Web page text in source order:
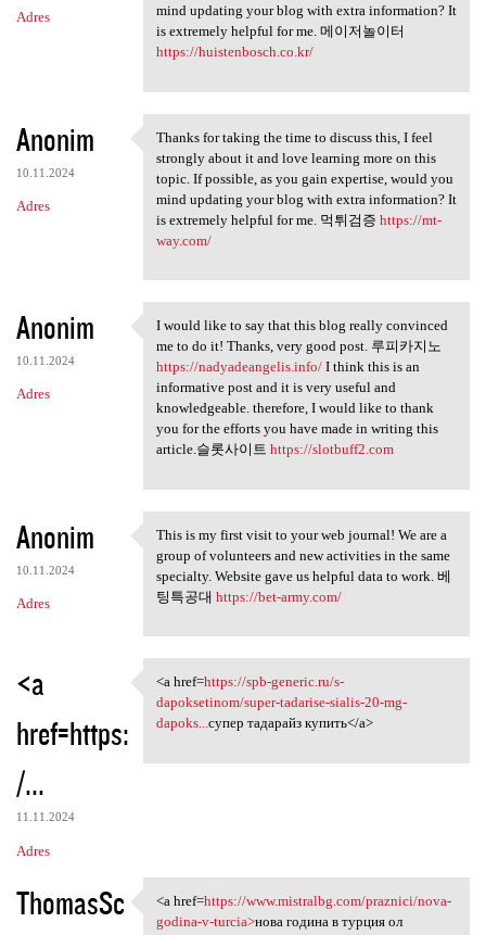
Adres
mind updating your blog with extra information? It
is extremely helpful for me. 메이저놀이터
https://huistenbosch.co.kr/
Anonim
10.11.2024
Adres
Thanks for taking the time to
Thanks for taking the time to discuss this, I feel
strongly about it and love learning more on this
topic. If possible, as you gain expertise, would you
mind updating your blog with extra information? It
is extremely helpful for me. 먹튀검증 https://mt-
way.com/
Anonim
10.11.2024
Adres
I would like to say that this
I would like to say that this blog really convinced
me to do it! Thanks, very good post. 루피카지노
https://nadyadeangelis.info/I think this is an
informative post and it is very useful and
knowledgeable. therefore, I would like to thank
you for the efforts you have made in writing this
article.슬롯사이트 https://slotbuff2.com
Anonim
10.11.2024
Adres
This is my first visit to
This is my first visit to your web journal! We are a
group of volunteers and new activities in the same
specialty. Website gave us helpful data to work. 베
팅특공대 https://bet-army.com/
<a
href=https:
/...
11.11.2024
Adres
<a href=https://spb-generic
<a href=https://spb-generic.ru/s-
dapoksetinom/super-tadarise-sialis-20-mg-
dapoks...супер тадарайз купить</a>
ThomasSc
<a href=https://www.mistralbg
<a href=https://www.mistralbg.com/praznici/nova-
godina-v-turcia>нова година в турция ол